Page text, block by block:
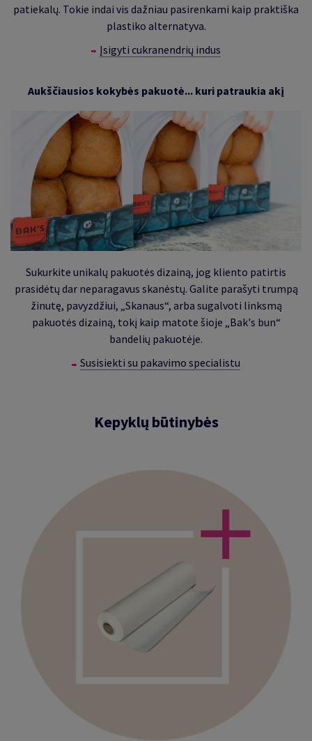
patiekalų. Tokie indai vis dažniau pasirenkami kaip praktiška
plastiko alternatyva.
Įsigyti cukranendrių indus
Aukščiausios kokybės pakuotė... kuri patraukia akį
Sukurkite unikalų pakuotės dizainą, jog kliento patirtis
prasidėtų dar neparagavus skanėstų. Galite parašyti trumpą
žinutę, pavyzdžiui, „Skanaus“, arba sugalvoti linksmą
pakuotės dizainą, tokį kaip matote šioje „Bak's bun“
bandelių pakuotėje.
Susisiekti su pakavimo specialistu
Kepyklų būtinybės